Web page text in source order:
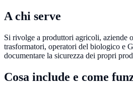
A chi serve
Si rivolge a produttori agricoli, aziende
trasformatori, operatori del biologico e
documentare la sicurezza dei propri
Cosa include e come